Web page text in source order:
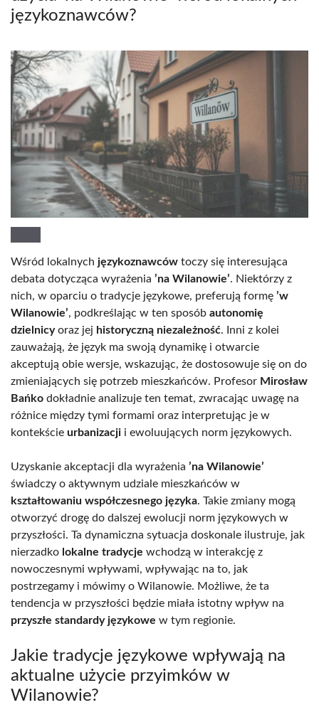
językoznawców?
Wśród lokalnych językoznawców toczy się interesująca
debata dotycząca wyrażenia ’na Wilanowie’. Niektórzy z
nich, w oparciu o tradycje językowe, preferują formę ’w
Wilanowie’, podkreślając w ten sposób autonomię
dzielnicyoraz jej historyczną niezależność. Inni z kolei
zauważają, że język ma swoją dynamikę i otwarcie
akceptują obie wersje, wskazując, że dostosowuje się on do
zmieniających się potrzeb mieszkańców. Profesor Mirosław
Bańko dokładnie analizuje ten temat, zwracając uwagę na
różnice między tymi formami oraz interpretując je w
kontekście urbanizacji i ewoluujących norm językowych.
Uzyskanie akceptacji dla wyrażenia ’na Wilanowie’
świadczy o aktywnym udziale mieszkańców w
kształtowaniu współczesnego języka. Takie zmiany mogą
otworzyć drogę do dalszej ewolucji norm językowych w
przyszłości. Ta dynamiczna sytuacja doskonale ilustruje, jak
nierzadko lokalne tradycje wchodzą w interakcję z
nowoczesnymi wpływami, wpływając na to, jak
postrzegamy i mówimy o Wilanowie. Możliwe, że ta
tendencja w przyszłości będzie miała istotny wpływ na
przyszłe standardy językowe w tym regionie.
Jakie tradycje językowe wpływają na
aktualne użycie przyimków w
Wilanowie?